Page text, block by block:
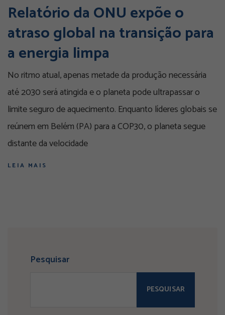
Relatório da ONU expõe o
atraso global na transição para
a energia limpa
No ritmo atual, apenas metade da produção necessária
até 2030 será atingida e o planeta pode ultrapassar o
limite seguro de aquecimento. Enquanto líderes globais se
reúnem em Belém (PA) para a COP30, o planeta segue
distante da velocidade
LEIA MAIS
Pesquisar
PESQUISAR